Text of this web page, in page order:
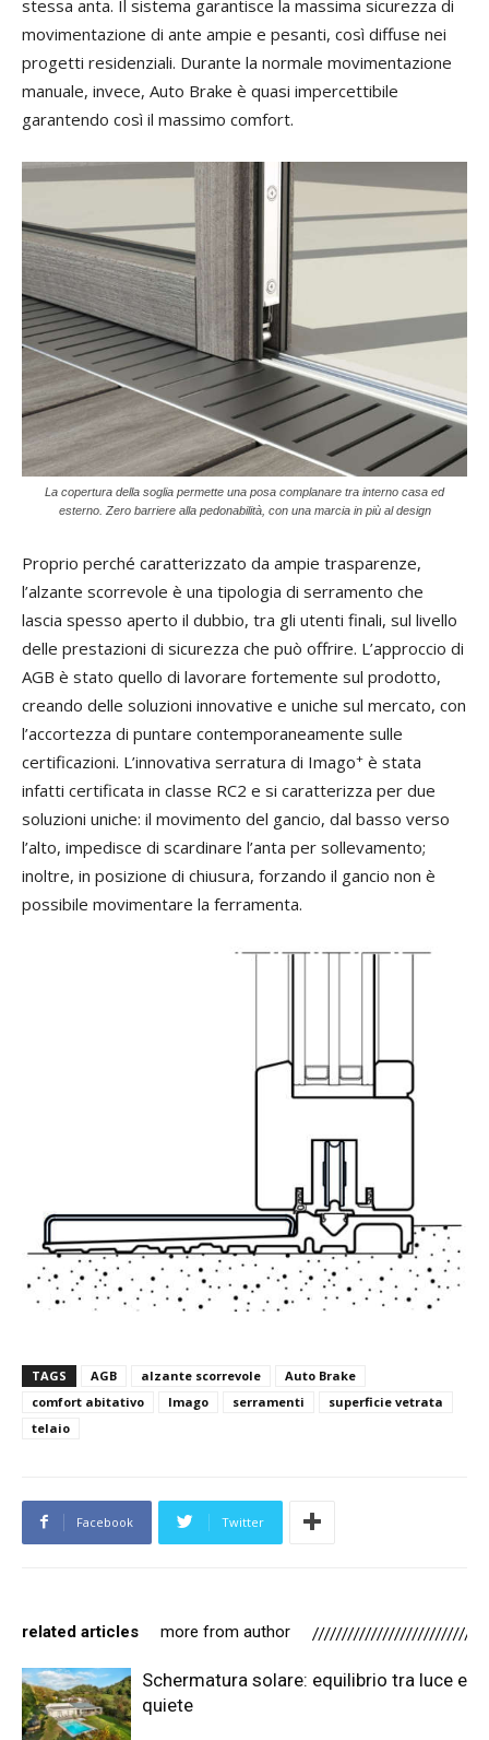
stessa anta. Il sistema garantisce la massima sicurezza di
movimentazione di ante ampie e pesanti, così diffuse nei
progetti residenziali. Durante la normale movimentazione
manuale, invece, Auto Brake è quasi impercettibile
garantendo così il massimo comfort.
La copertura della soglia permette una posa complanare tra interno casa ed
esterno. Zero barriere alla pedonabilità, con una marcia in più al design
Proprio perché caratterizzato da ampie trasparenze,
l’alzante scorrevole è una tipologia di serramento che
lascia spesso aperto il dubbio, tra gli utenti finali, sul livello
delle prestazioni di sicurezza che può offrire. L’approccio di
AGB è stato quello di lavorare fortemente sul prodotto,
creando delle soluzioni innovative e uniche sul mercato, con
l’accortezza di puntare contemporaneamente sulle
certificazioni. L’innovativa serratura di Imago+ è stata
infatti certificata in classe RC2 e si caratterizza per due
soluzioni uniche: il movimento del gancio, dal basso verso
l’alto, impedisce di scardinare l’anta per sollevamento;
inoltre, in posizione di chiusura, forzando il gancio non è
possibile movimentare la ferramenta.
TAGS AGB alzante scorrevole
Auto Brake
comfort abitativo
Imago serramenti
superficie vetrata
telaio
Facebook Twitter
related articles more from author
Schermatura solare: equilibrio tra luce e
quiete